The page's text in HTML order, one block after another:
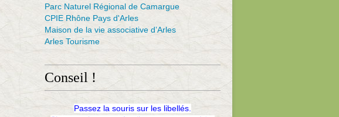
Parc Naturel Régional de Camargue
CPIE Rhône Pays d'Arles
Maison de la vie associative d’Arles
Arles Tourisme
Conseil !
Passez la souris sur les libellés.